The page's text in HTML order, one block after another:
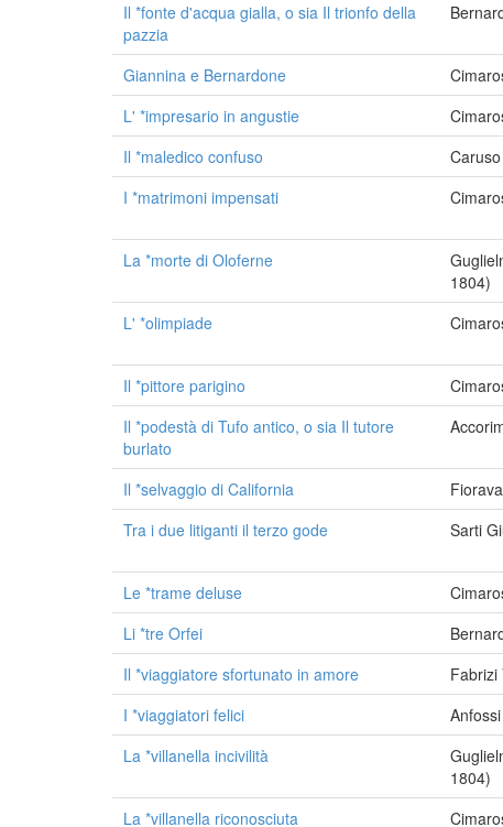
Il *fonte d'acqua gialla, o sia Il trionfo della
pazzia
Giannina e Bernardone
L' *impresario in angustie
Il *maledico confuso
I *matrimoni impensati
La *morte di Oloferne
1804)
L' *olimpiade
Il *pittore parigino
Il *podestà di Tufo antico, o sia Il tutore
burlato
Il *selvaggio di California
Tra i due litiganti il terzo gode
Sarti
Le *trame deluse
Li *tre Orfei
Il *viaggiatore sfortunato in amore
Fabrizi
I *viaggiatori felici
La *villanella incivilità
1804)
La *villanella riconosciuta